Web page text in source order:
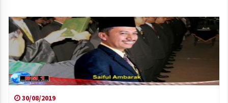
30/08/2019